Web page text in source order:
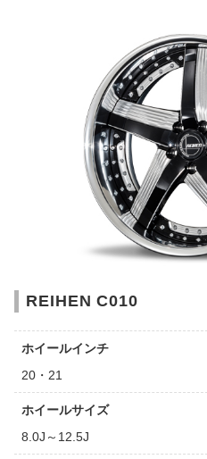
REIHEN C010
ホイールインチ
20・21
ホイールサイズ
8.0J～12.5J